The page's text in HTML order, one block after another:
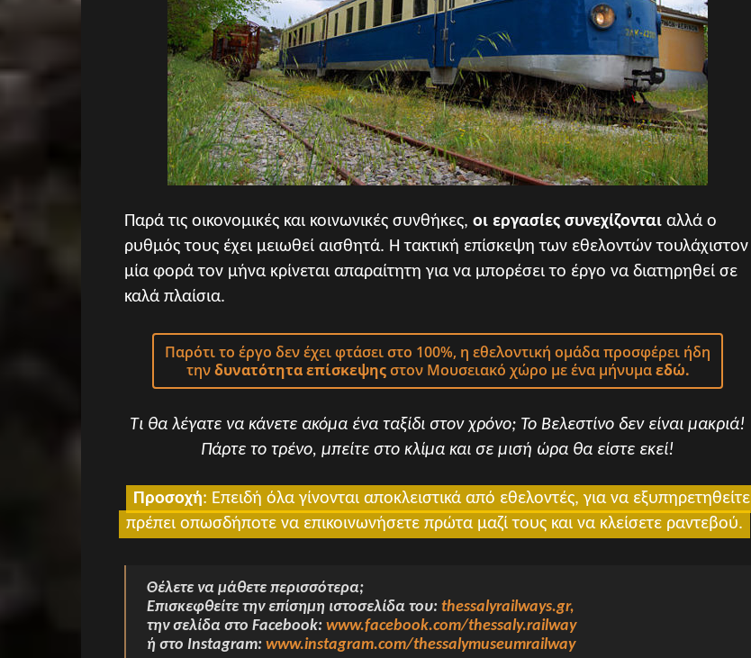
Παρά τις οικονομικές και κοινωνικές συνθήκες, οι εργασίες συνεχίζονται αλλά ο
ρυθμός τους έχει μειωθεί αισθητά. Η τακτική επίσκεψη των εθελοντών τουλάχιστον
μία φορά τον μήνα κρίνεται απαραίτητη για να μπορέσει το έργο να διατηρηθεί σε
καλά πλαίσια.
Παρότι το έργο δεν έχει φτάσει στο 100%, η εθελοντική ομάδα προσφέρει ήδη
τηνδυνατότητα επίσκεψηςστον Μουσειακό χώρο με ένα μήνυμαεδώ.
Τι θα λέγατε να κάνετε ακόμα ένα ταξίδι στον χρόνο; Το Βελεστίνο δεν είναι μακριά!
Πάρτε το τρένο, μπείτε στο κλίμα και σε μισή ώρα θα είστε εκεί!
Προσοχή: Επειδή όλα γίνονται αποκλειστικά από εθελοντές, για να εξυπηρετηθείτε
πρέπει οπωσδήποτε να επικοινωνήσετε πρώτα μαζί τους και να κλείσετε ραντεβού.
Θέλετε να μάθετε περισσότερα;
Επισκεφθείτε την επίσημη ιστοσελίδα του: thessalyrailways.gr,
την σελίδα στο Facebook: www.facebook.com/thessaly.railway
ή στο Instagram: www.instagram.com/thessalymuseumrailway